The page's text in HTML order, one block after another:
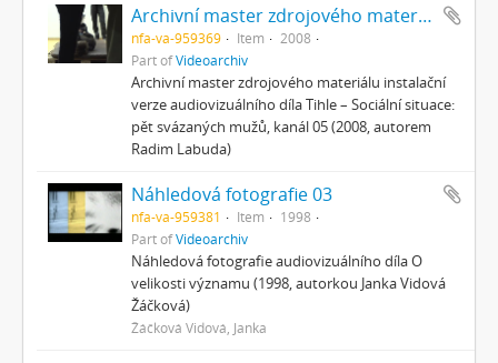
Archivní master zdrojového materiálu – kanál 05
nfa-va-959369 Item
2008
Part ofVideoarchiv
Archivní master zdrojového materiálu instalační
verze audiovizuálního díla Tihle – Sociální situace:
pět svázaných mužů, kanál 05 (2008, autorem
Radim Labuda)
Náhledová fotografie 03
nfa-va-959381 Item
1998
Part ofVideoarchiv
Náhledová fotografie audiovizuálního díla O
velikosti významu (1998, autorkou Janka Vidová
Žáčková)
Žáčková Vidová, Janka